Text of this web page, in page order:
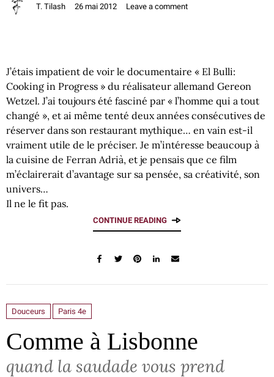
T. Tilash 26 mai 2012 Leave a comment
J’étais impatient de voir le documentaire « El Bulli:
Cooking in Progress » du réalisateur allemand Gereon
Wetzel. J’ai toujours été fasciné par « l’homme qui a tout
changé », et ai même tenté deux années consécutives de
réserver dans son restaurant mythique… en vain est-il
vraiment utile de le préciser. Je m’intéresse beaucoup à
la cuisine de Ferran Adrià, et je pensais que ce film
m’éclairerait d’avantage sur sa pensée, sa créativité, son
univers…
Il ne le fit pas.
CONTINUE READING
Douceurs Paris 4e
Comme à Lisbonne
quand la saudade vous prend